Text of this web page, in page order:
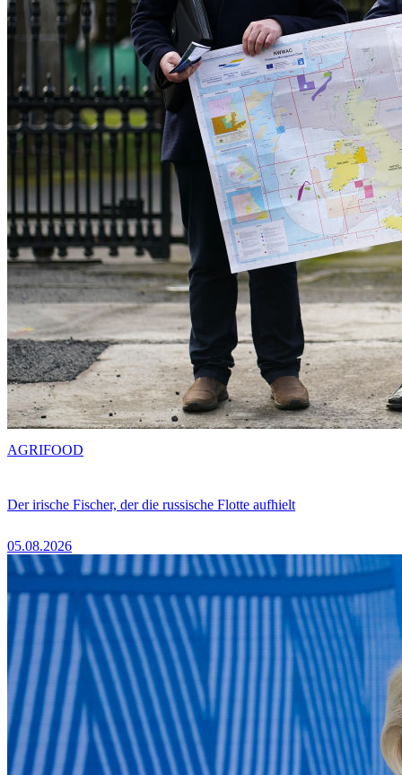
Der irische Fischer, der die russische Flotte aufhielt
05.08.2026
AGRIFOOD